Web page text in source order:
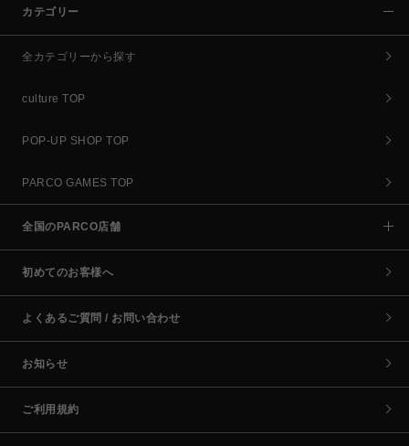
カテゴリー
全カテゴリーから探す
culture TOP
POP-UP SHOP TOP
PARCO GAMES TOP
全国のPARCO店舗
初めてのお客様へ
よくあるご質問 / お問い合わせ
お知らせ
ご利用規約